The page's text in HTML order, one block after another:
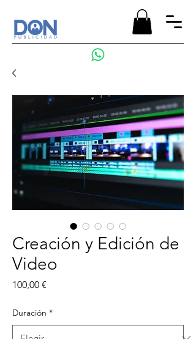
Creación y Edición de
Video
100,00 €
Duración *